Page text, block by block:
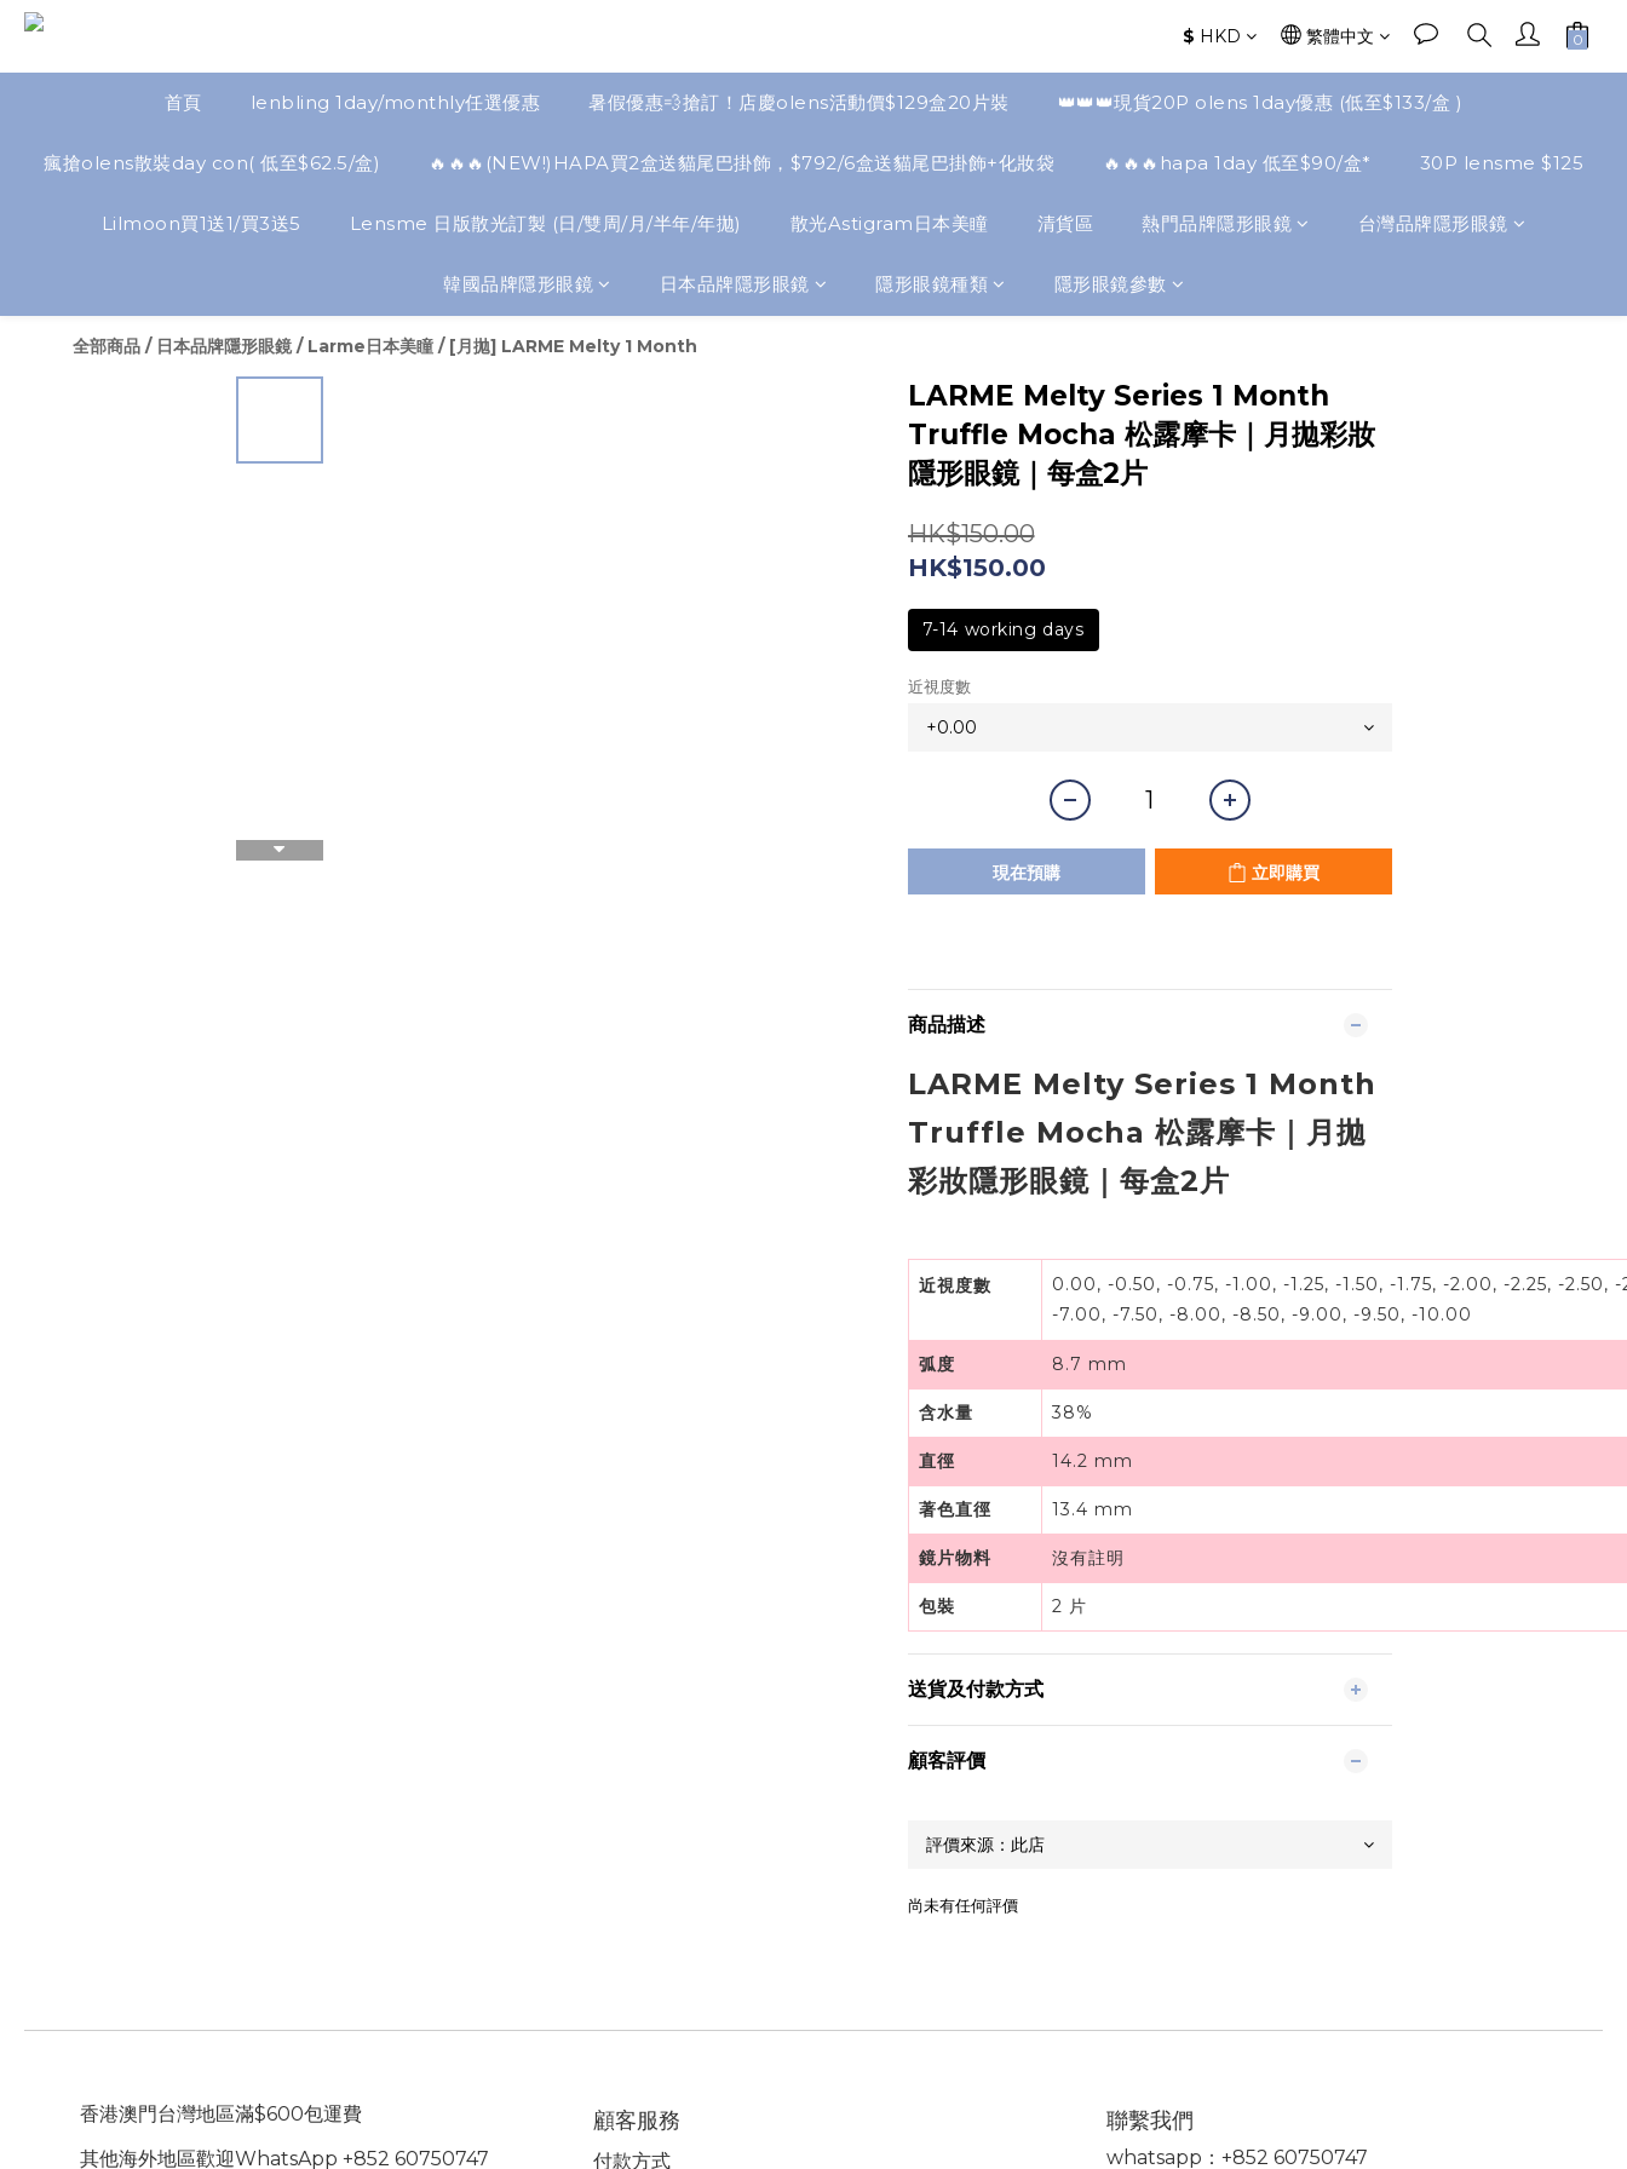
$ HKD 繁體中文
首頁 lenbling 1day/monthly任選優惠 暑假優惠💨搶訂！店慶olens活動價$129盒20片裝 👑👑👑現貨20P olens 1day優惠 (低至$133/盒 )
瘋搶olens散裝day con( 低至$62.5/盒) 🔥🔥🔥(NEW!)HAPA買2盒送貓尾巴掛飾，$792/6盒送貓尾巴掛飾+化妝袋 🔥🔥🔥hapa 1day 低至$90/盒* 30P lensme $125
Lilmoon買1送1/買3送5 Lensme 日版散光訂製 (日/雙周/月/半年/年拋) 散光Astigram日本美瞳 清貨區 熱門品牌隱形眼鏡 台灣品牌隱形眼鏡
韓國品牌隱形眼鏡 日本品牌隱形眼鏡 隱形眼鏡種類 隱形眼鏡參數
全部商品 / 日本品牌隱形眼鏡 / Larme日本美瞳 / [月拋] LARME Melty 1 Month
LARME Melty Series 1 Month
Truffle Mocha 松露摩卡｜月拋彩妝
隱形眼鏡｜每盒2片
HK$150.00
HK$150.00
7-14 working days
近視度數
現在預購 立即購買
商品描述
LARME Melty Series 1 Month
Truffle Mocha 松露摩卡｜月拋
彩妝隱形眼鏡｜每盒2片
近視度數
0.00, -0.50, -0.75, -1.00, -1.25, -1.50, -1.75, -2.00, -2.25, -
-7.00, -7.50, -8.00, -8.50, -9.00, -9.50, -10.00
弧度 8.7 mm
含水量 38%
直徑 14.2 mm
著色直徑 13.4 mm
鏡片物料 沒有註明
包裝 2 片
送貨及付款方式
顧客評價
尚未有任何評價
香港澳門台灣地區滿$600包運費
其他海外地區歡迎WhatsApp +852 60750747
顧客服務
付款方式
聯繫我們
whatsapp：+852 60750747